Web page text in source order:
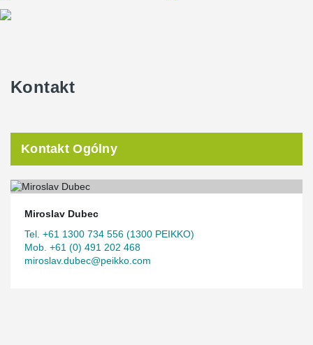
Kontakt
Kontakt Ogólny
Miroslav Dubec
Tel. +61 1300 734 556 (1300 PEIKKO)
Mob. +61 (0) 491 202 468
miroslav.dubec@peikko.com